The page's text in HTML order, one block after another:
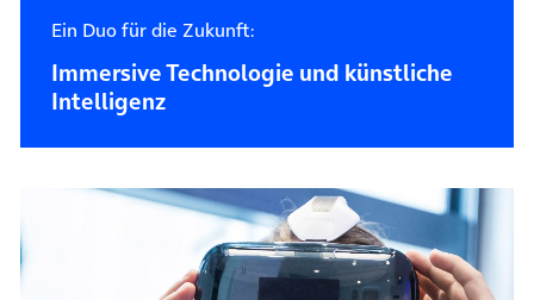
Ein Duo für die Zukunft:
Immersive Technologie und künstliche
Intelligenz